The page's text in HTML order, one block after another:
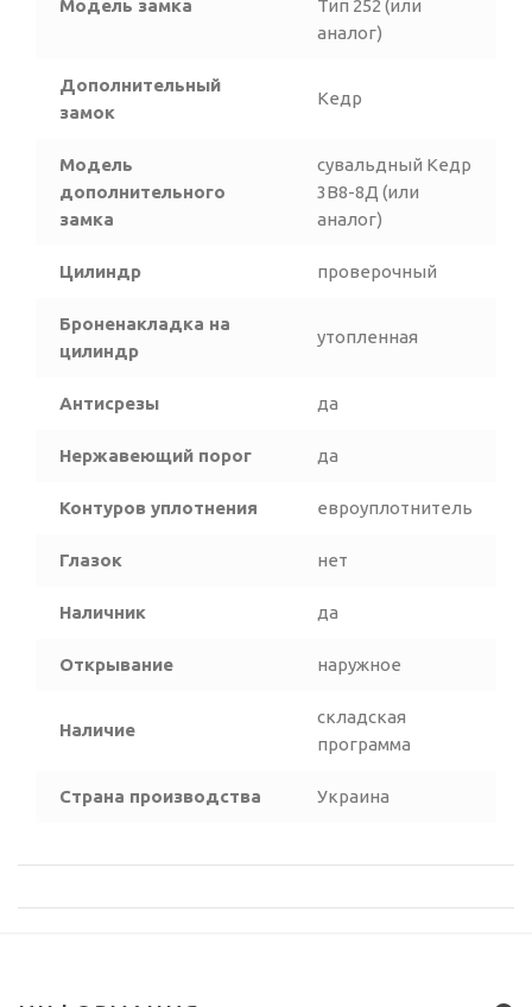
Модель замка
Тип 252 (или
аналог)
Дополнительный
замок
Кедр
Модель
дополнительного
замка
сувальдный Кедр
3В8-8Д (или
аналог)
Цилиндр проверочный
Броненакладка на
цилиндр
утопленная
Антисрезы да
Нержавеющий порог да
Контуров уплотнения евроуплотнитель
Глазок нет
Наличник да
Открывание наружное
Наличие
складская
программа
Страна производства Украина